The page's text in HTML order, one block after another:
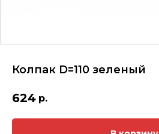
Колпак D=110 зеленый
624 р.